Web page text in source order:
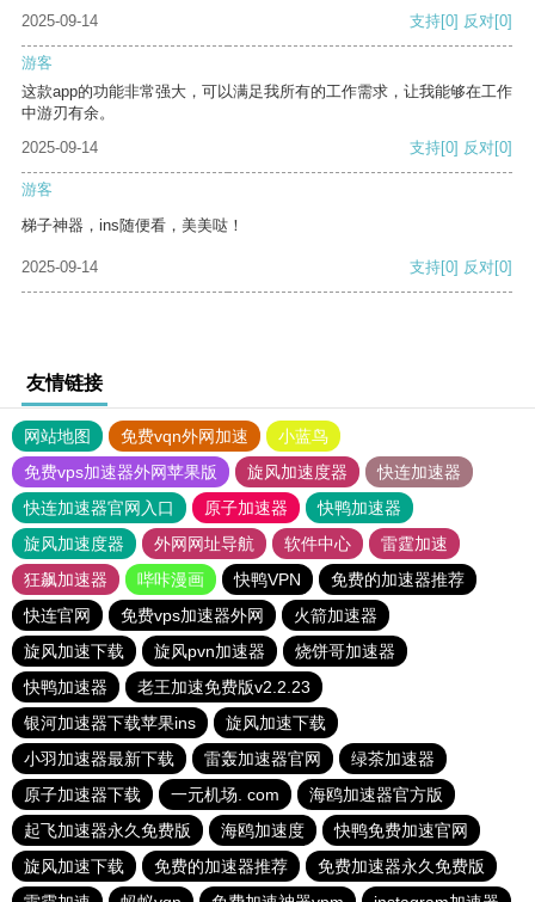
2025-09-14
支持[0] 反对[0]
游客
这款app的功能非常强大，可以满足我所有的工作需求，让我能够在工作
中游刃有余。
2025-09-14
支持[0] 反对[0]
游客
梯子神器，ins随便看，美美哒！
2025-09-14 支持[0] 反对[0]
友情链接
网站地图 免费vqn外网加速
小蓝鸟
免费vps加速器外网苹果版
旋风加速度器
快连加速器
快连加速器官网入口
原子加速器
快鸭加速器
旋风加速度器
外网网址导航 软件中心
雷霆加速
狂飙加速器
哔咔漫画 快鸭VPN
免费的加速器推荐
快连官网
免费vps加速器外网
火箭加速器
旋风加速下载
旋风pvn加速器
烧饼哥加速器
快鸭加速器
老王加速免费版v2.2.23
银河加速器下载苹果ins
旋风加速下载
小羽加速器最新下载
雷轰加速器官网
绿茶加速器
原子加速器下载
一元机场. com
海鸥加速器官方版
起飞加速器永久免费版
海鸥加速度
快鸭免费加速官网
旋风加速下载
免费的加速器推荐
免费加速器永久免费版